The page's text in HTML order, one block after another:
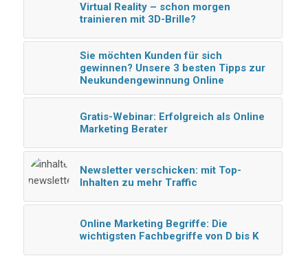
Virtual Reality – schon morgen
trainieren mit 3D-Brille?
Sie möchten Kunden für sich
gewinnen? Unsere 3 besten Tipps zur
Neukundengewinnung Online
Gratis-Webinar: Erfolgreich als Online
Marketing Berater
Newsletter verschicken: mit Top-
Inhalten zu mehr Traffic
Online Marketing Begriffe: Die
wichtigsten Fachbegriffe von D bis K